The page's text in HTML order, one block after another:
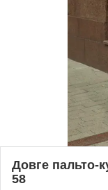
Довге пальто-
58